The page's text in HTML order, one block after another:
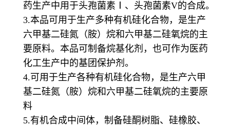
药生产中用于头孢菌素Ⅰ、头孢菌素V的合成。
3.本品可用于生产多种有机硅化合物，是生产
六甲基二硅氮（胺）烷和六甲基二硅氧烷的主
要原料。本品可制备烷基化剂，也可作为医药
化工生产中的基团保护剂。
4.可用于生产各种有机硅化合物，是生产六甲
基二硅氮（胺）烷和六甲基二硅氧烷的主要原
料
5.有机合成中间体，制备硅酮树脂、硅橡胶、